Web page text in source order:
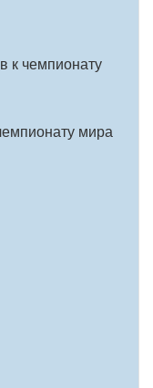
к чемпионату
мира